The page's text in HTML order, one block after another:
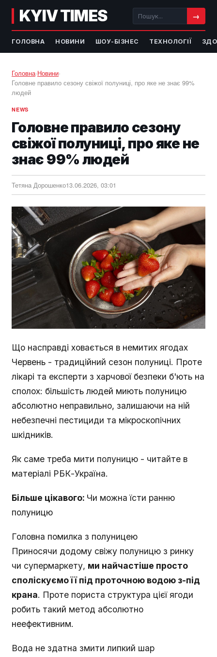
KYIV TIMES →
ГОЛОВНА НОВИНИ ШОУ-БІЗНЕС ТЕХНОЛОГІЇ
Головна›Новини›
Головне правило сезону свіжої полуниці, про яке не знає 99%
людей
NEWS
Головне правило сезону
свіжої полуниці, про яке не
знає 99% людей
Тетяна Дорошенко13.06.2026, 03:01
Що насправді ховається в немитих ягодах
Червень - традиційний сезон полуниці. Проте
лікарі та експерти з харчової безпеки б'ють на
сполох: більшість людей миють полуницю
абсолютно неправильно, залишаючи на ній
небезпечні пестициди та мікроскопічних
шкідників.
Як саме треба мити полуницю - читайте в
матеріалі РБК-Україна.
Більше цікавого: Чи можна їсти ранню
полуницю
Головна помилка з полуницею
Приносячи додому свіжу полуницю з ринку
чи супермаркету, ми найчастіше просто
споліскуємо її під проточною водою з-під
крана. Проте пориста структура цієї ягоди
робить такий метод абсолютно
неефективним.
Вода не здатна змити липкий шар